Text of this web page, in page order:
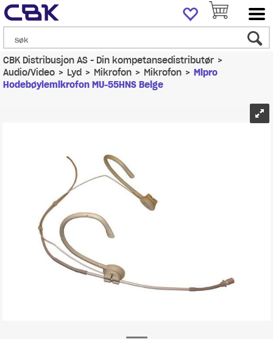
CBK Distribusjon AS - Din kompetansedistributør>
Audio/Video>Lyd >Mikrofon>Mikrofon>Mipro
Hodebøylemikrofon MU-55HNS Beige